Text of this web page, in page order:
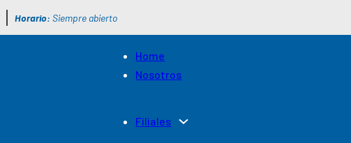
Horario: Siempre abierto
Home
Nosotros
Filiales